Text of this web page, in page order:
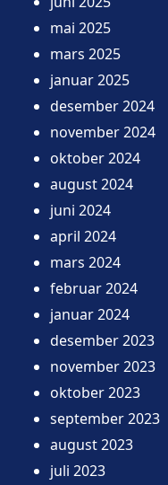
mai 2025
mars 2025
januar 2025
desember 2024
november 2024
oktober 2024
august 2024
juni 2024
april 2024
mars 2024
februar 2024
januar 2024
desember 2023
november 2023
oktober 2023
september 2023
august 2023
juli 2023